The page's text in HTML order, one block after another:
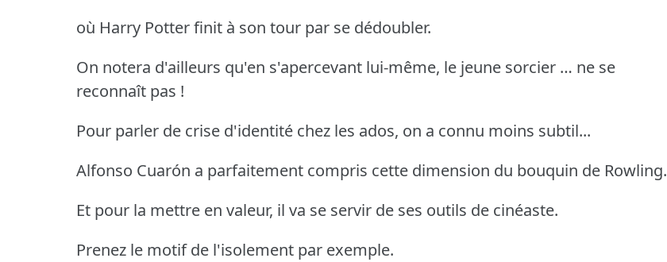
où Harry Potter finit à son tour par se dédoubler.
On notera d'ailleurs qu'en s'apercevant lui-même, le jeune sorcier … ne se
reconnaît pas !
Pour parler de crise d'identité chez les ados, on a connu moins subtil...
Alfonso Cuarón a parfaitement compris cette dimension du bouquin de Rowling.
Et pour la mettre en valeur, il va se servir de ses outils de cinéaste.
Prenez le motif de l'isolement par exemple.